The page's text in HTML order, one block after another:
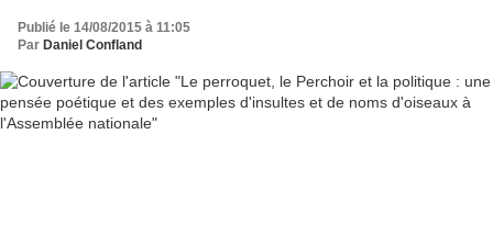
Publié le 14/08/2015 à 11:05
Par Daniel Confland